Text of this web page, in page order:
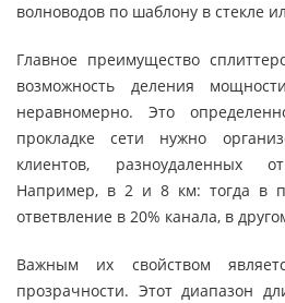
волноводов по шаблону в стекле
Главное преимущество
возможность деления
неравномерно. Это
прокладке сети нужно
клиентов, разноудаленных
Например, в 2 и 8 км: тогда в
ответвление в 20% канала, в
Важным их свойством
прозрачности. Этот диапазон